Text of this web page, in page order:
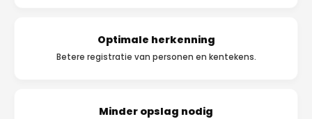
Optimale herkenning
Betere registratie van personen en kentekens.
Minder opslag nodig